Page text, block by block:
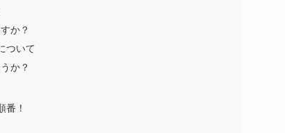
か？
ついて
か？
番！